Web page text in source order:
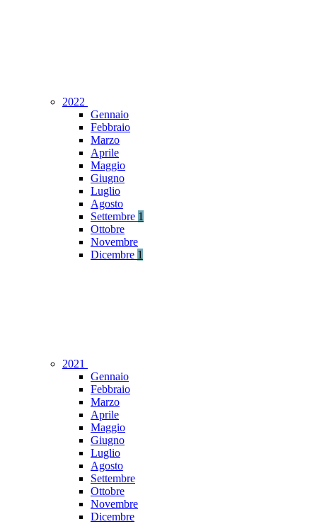
2022
Gennaio
Febbraio
Marzo
Aprile
Maggio
Giugno
Luglio
Agosto
Settembre 1
Ottobre
Novembre
Dicembre 1
2021
Gennaio
Febbraio
Marzo
Aprile
Maggio
Giugno
Luglio
Agosto
Settembre
Ottobre
Novembre
Dicembre